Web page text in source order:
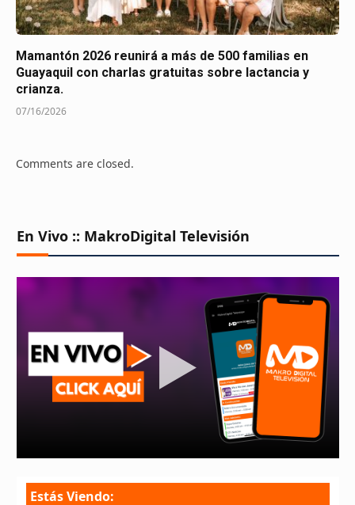
Mamantón 2026 reunirá a más de 500 familias en
Guayaquil con charlas gratuitas sobre lactancia y
crianza.
07/16/2026
Comments are closed.
En Vivo :: MakroDigital Televisión